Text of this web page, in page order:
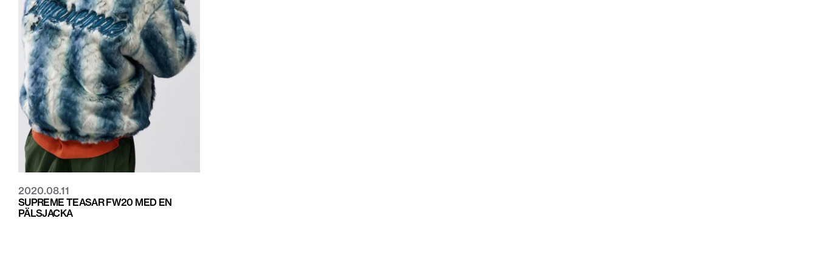
2020.08.11
SUPREME TEASAR FW20 MED EN
PÄLSJACKA